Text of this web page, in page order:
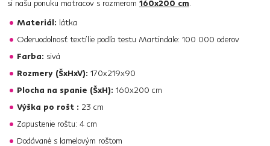
si našu ponuku matracov s rozmerom 160x200 cm.
Materiál: látka
Oderuodolnosť textílie podľa testu Martindale: 100 000 oderov
Farba: sivá
Rozmery (ŠxHxV): 170x219x90
Plocha na spanie (ŠxH): 160x200 cm
Výška po rošt : 23 cm
Zapustenie roštu: 4 cm
Dodávané s lamelovým roštom